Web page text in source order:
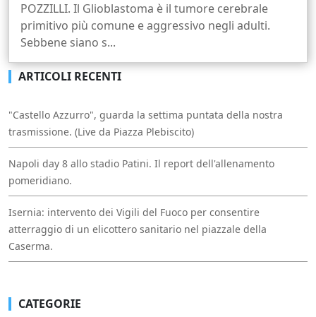
POZZILLI. Il Glioblastoma è il tumore cerebrale
primitivo più comune e aggressivo negli adulti.
Sebbene siano s...
ARTICOLI RECENTI
"Castello Azzurro", guarda la settima puntata della nostra
trasmissione. (Live da Piazza Plebiscito)
Napoli day 8 allo stadio Patini. Il report dell'allenamento
pomeridiano.
Isernia: intervento dei Vigili del Fuoco per consentire
atterraggio di un elicottero sanitario nel piazzale della
Caserma.
CATEGORIE